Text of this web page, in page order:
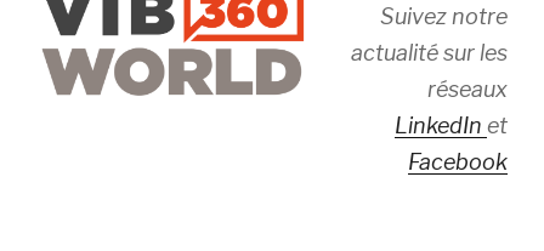
Suivez notre
actualité sur les
réseaux
LinkedIn et
Facebook